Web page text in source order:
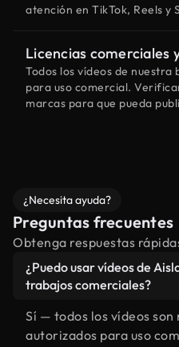
atención en TikTok, Reels y
Licencias comerciales
Todos los vídeos de
para uso comercial.
marcas para que pueda
¿Necesita ayuda?
Preguntas frecuentes
Obtenga respuestas
¿Puedo usar vídeos de
trabajos comerciales?
Sí — todos los vídeos
autorizados para uso